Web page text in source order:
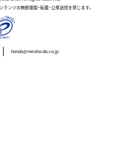
テンツの無断複製・転載・公衆送信を禁じます。
honda@meisho-do.co.jp